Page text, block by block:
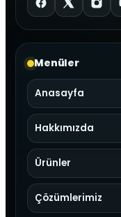
Menüler
Anasayfa
Hakkımızda
Ürünler
Çözümlerimiz